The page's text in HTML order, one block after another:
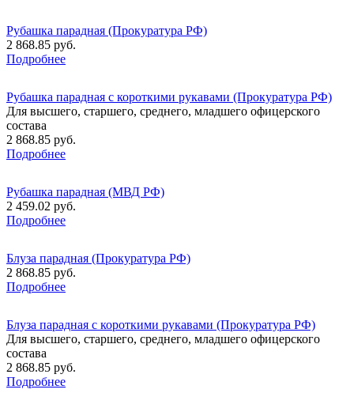
Рубашка парадная (Прокуратура РФ)
2 868.85 руб.
Подробнее
Рубашка парадная с короткими рукавами (Прокуратура РФ)
Для высшего, старшего, среднего, младшего офицерского
состава
2 868.85 руб.
Подробнее
Рубашка парадная (МВД РФ)
2 459.02 руб.
Подробнее
Блуза парадная (Прокуратура РФ)
2 868.85 руб.
Подробнее
Блуза парадная с короткими рукавами (Прокуратура РФ)
Для высшего, старшего, среднего, младшего офицерского
состава
2 868.85 руб.
Подробнее